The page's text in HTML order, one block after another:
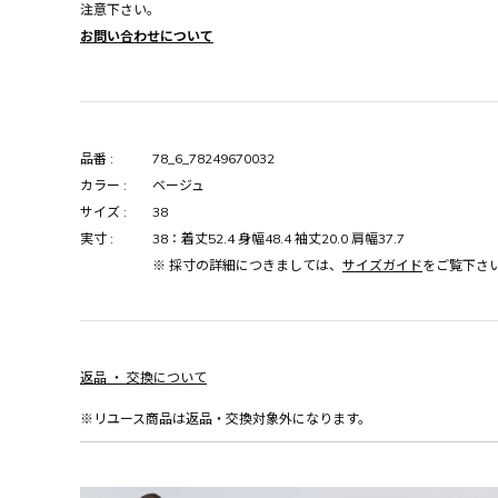
注意下さい。
お問い合わせについて
品番 :
78_6_78249670032
カラー :
ベージュ
サイズ :
38
実寸 :
38：着丈52.4 身幅48.4 袖丈20.0 肩幅37.7
※ 採寸の詳細につきましては、 サイズガイドをご覧下さ
返品 ・ 交換について
※リユース商品は返品・交換対象外になります。